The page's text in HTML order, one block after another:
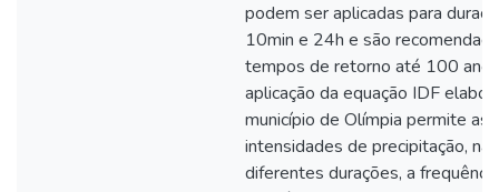
podem ser aplicadas para
10min e 24h e são
tempos de retorno até 100
aplicação da equação IDF
município de Olímpia permite
intensidades de precipitação, nas
diferentes durações, a